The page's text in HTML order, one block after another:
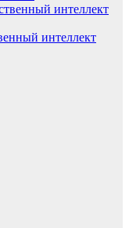
интеллект